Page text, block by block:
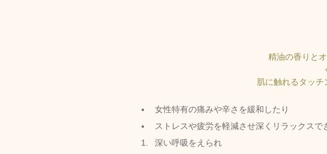
精油の香りと
肌に触れるタッ
女性特有の痛みや辛さを緩和したり
ストレスや疲労を軽減させ深くリラックスで
深い呼吸をえられ